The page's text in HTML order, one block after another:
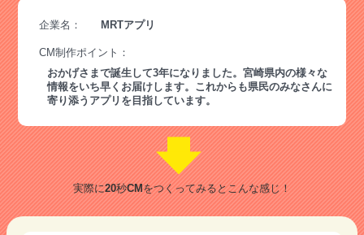
企業名： MRTアプリ
CM制作ポイント：
おかげさまで誕生して3年になりました。宮崎県内の様々な
情報をいち早くお届けします。これからも県民のみなさんに
寄り添うアプリを目指しています。
実際に20秒CMをつくってみるとこんな感じ！